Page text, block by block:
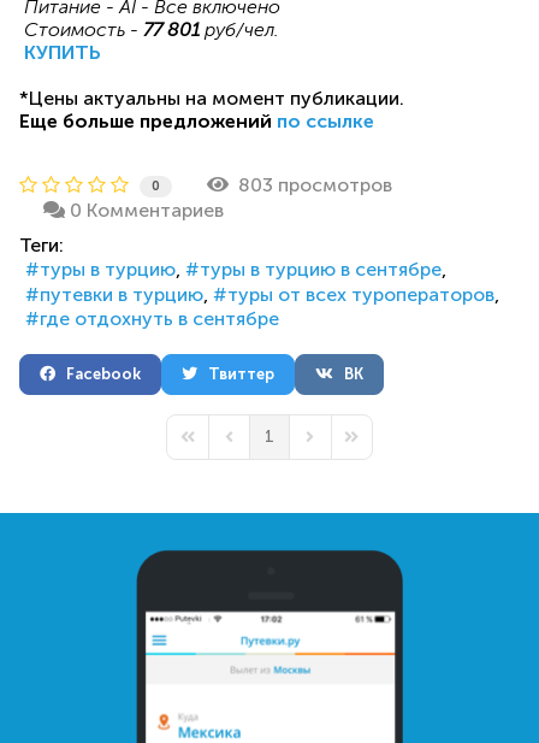
Питание - AI - Все включено
Стоимость - 77 801 руб/чел.
КУПИТЬ
*Цены актуальны на момент публикации.
Еще больше предложений по ссылке
0
803 просмотров
0 Комментариев
Теги:
туры в турцию
туры в турцию в сентябре
путевки в турцию
туры от всех туроператоров
где отдохнуть в сентябре
Facebook Твиттер ВК
First PagePrevious Page
1 Next PageLast Page